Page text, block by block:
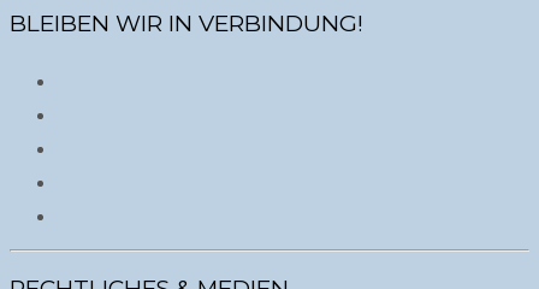
BLEIBEN WIR IN VERBINDUNG!